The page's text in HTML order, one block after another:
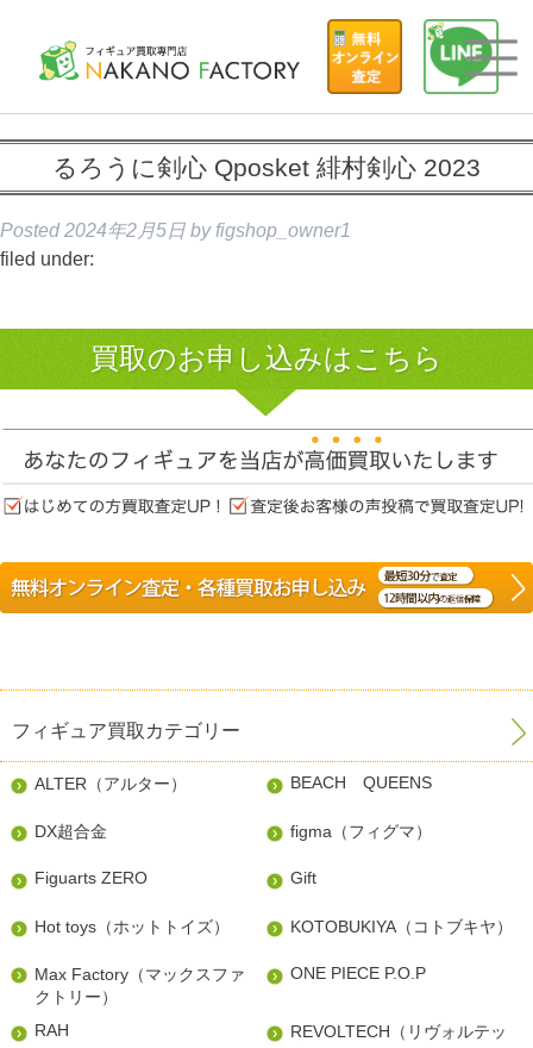
るろうに剣心 Qposket 緋村剣心 2023
Posted 2024年2月5日 by figshop_owner1
filed under:
買取のお申し込みはこちら
フィギュア買取カテゴリー
ALTER（アルター） BEACH QUEENS
DX超合金 figma（フィグマ）
Figuarts ZERO Gift
Hot toys（ホットトイズ） KOTOBUKIYA（コトブキヤ）
Max Factory（マックスファ
クトリー）
ONE PIECE P.O.P
RAH
REVOLTECH（リヴォルテッ